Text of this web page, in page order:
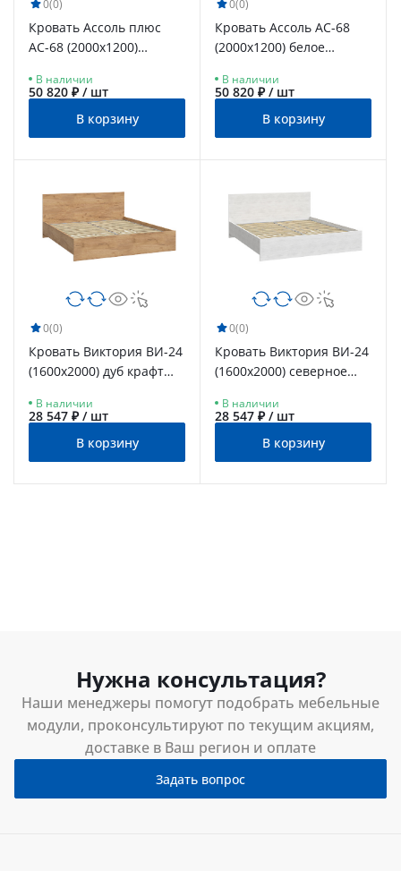
0(0)
Кровать Ассоль плюс
АС-68 (2000х1200)
В наличии
50 820 ₽ / шт
В корзину
0(0)
Кровать Ассоль АС-68
(2000х1200) белое
В наличии
50 820 ₽ / шт
В корзину
0(0)
Кровать Виктория ВИ-24
(1600x2000) дуб крафт
В наличии
28 547 ₽ / шт
В корзину
0(0)
Кровать Виктория ВИ-24
(1600x2000) северное
В наличии
28 547 ₽ / шт
В корзину
Нужна консультация?
Наши менеджеры помогут подобрать мебельные
модули, проконсультируют по текущим акциям,
доставке в Ваш регион и оплате
Задать вопрос